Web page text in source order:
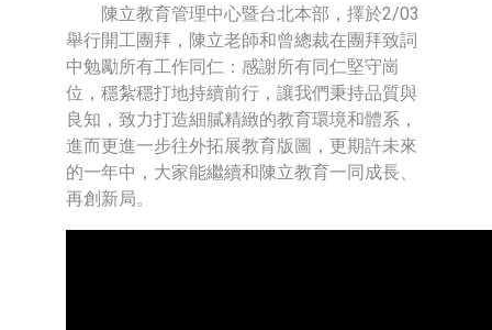
陳立教育管理中心暨台北本部，擇於2/03
舉行開工團拜，陳立老師和曾總裁在團拜致詞
中勉勵所有工作同仁：感謝所有同仁堅守崗
位，穩紮穩打地持續前行，讓我們秉持品質與
良知，致力打造細膩精緻的教育環境和體系，
進而更進一步往外拓展教育版圖，更期許未來
的一年中，大家能繼續和陳立教育一同成長、
再創新局。